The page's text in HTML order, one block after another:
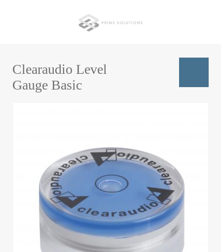
Clearaudio Level
Gauge Basic